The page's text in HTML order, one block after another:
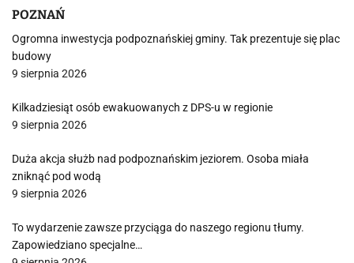
POZNAŃ
Ogromna inwestycja podpoznańskiej gminy. Tak prezentuje się plac
budowy
9 sierpnia 2026
Kilkadziesiąt osób ewakuowanych z DPS-u w regionie
9 sierpnia 2026
Duża akcja służb nad podpoznańskim jeziorem. Osoba miała
zniknąć pod wodą
9 sierpnia 2026
To wydarzenie zawsze przyciąga do naszego regionu tłumy.
Zapowiedziano specjalne…